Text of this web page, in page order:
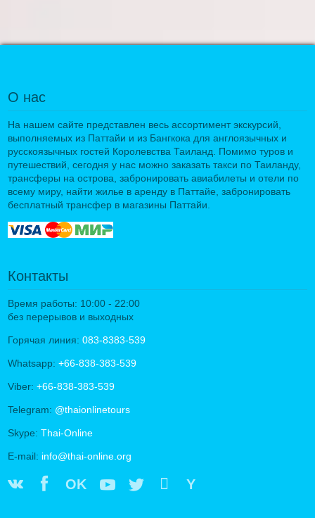
О нас
На нашем сайте представлен весь ассортимент экскурсий,
выполняемых из Паттайи и из Бангкока для англоязычных и
русскоязычных гостей Королевства Таиланд. Помимо туров и
путешествий, сегодня у нас можно заказать такси по Таиланду,
трансферы на острова, забронировать авиабилеты и отели по
всему миру, найти жилье в аренду в Паттайе, забронировать
бесплатный трансфер в магазины Паттайи.
Контакты
Время работы: 10:00 - 22:00
без перерывов и выходных
Горячая линия: 083-8383-539
Whatsapp: +66-838-383-539
Viber: +66-838-383-539
Telegram: @thaionlinetours
Skype: Thai-Online
E-mail: info@thai-online.org
OK Y